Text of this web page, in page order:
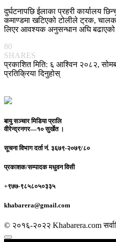
दुर्घटनापछि ईलाका प्रहरी कार्यालय
कमाण्डमा खटिएको टोलीले ट्रक,
लिएर आवश्यक अनुसन्धान अघि
80
SHARES
प्रकाशित मिति: ६ आश्विन २०८२,
प्रतिक्रिया दिनुहोस्
बायु सञ्चार मिडिया प्रालि
वीरेन्द्रनगर—१० सुर्खेत ।
सूचना विभाग दर्ता नं. ३६७९-२०७९/८०
प्रकाशक/सम्पादकमधुवन विसी
+९७७-९८५८०५०३३५
khabarera@gmail.com
© २०१६-२०२२ Khabarera.com